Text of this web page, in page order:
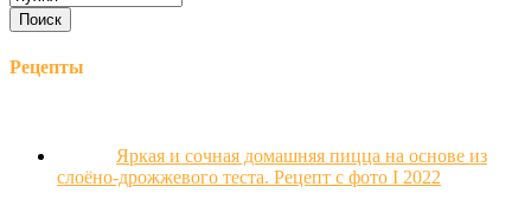
Рецепты
Яркая и сочная домашняя пицца на основе из
слоёно-дрожжевого теста. Рецепт с фото Ι 2022